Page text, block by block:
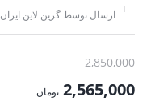
ارسال توسط گرین لاین ایران
2,850,000قیمت
اصلی:
2,565,000 تومان